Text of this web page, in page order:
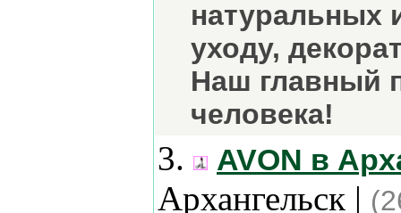
натуральных
уходу,
Наш главный
человека!
3. AVON в
Архангельск |